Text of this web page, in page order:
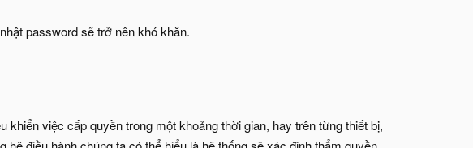
password sẽ trở nên khó khăn.
việc cấp quyền trong một khoảng thời gian, hay trên từng thiết bị,